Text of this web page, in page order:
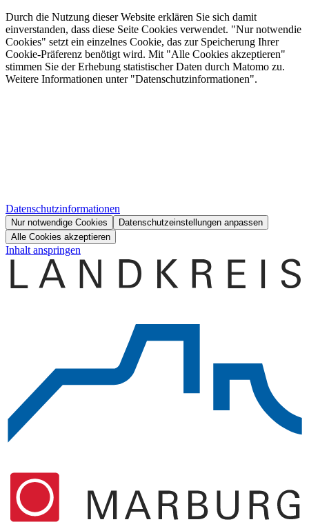
Durch die Nutzung dieser Website erklären Sie sich damit
einverstanden, dass diese Seite Cookies verwendet. "Nur notwendie
Cookies" setzt ein einzelnes Cookie, das zur Speicherung Ihrer
Cookie-Präferenz benötigt wird. Mit "Alle Cookies akzeptieren"
stimmen Sie der Erhebung statistischer Daten durch Matomo zu.
Weitere Informationen unter "Datenschutzinformationen".
Datenschutzinformationen
Nur notwendige Cookies
Datenschutzeinstellungen anpassen
Alle Cookies akzeptieren
Inhalt anspringen